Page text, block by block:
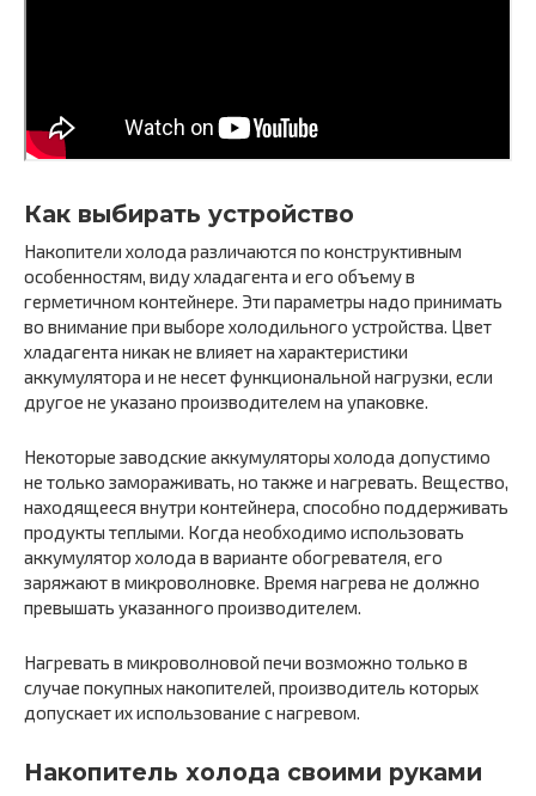
Как выбирать устройство
Накопители холода различаются по конструктивным
особенностям, виду хладагента и его объему в
герметичном контейнере. Эти параметры надо принимать
во внимание при выборе холодильного устройства. Цвет
хладагента никак не влияет на характеристики
аккумулятора и не несет функциональной нагрузки, если
другое не указано производителем на упаковке.
Некоторые заводские аккумуляторы холода допустимо
не только замораживать, но также и нагревать. Вещество,
находящееся внутри контейнера, способно поддерживать
продукты теплыми. Когда необходимо использовать
аккумулятор холода в варианте обогревателя, его
заряжают в микроволновке. Время нагрева не должно
превышать указанного производителем.
Нагревать в микроволновой печи возможно только в
случае покупных накопителей, производитель которых
допускает их использование с нагревом.
Накопитель холода своими руками